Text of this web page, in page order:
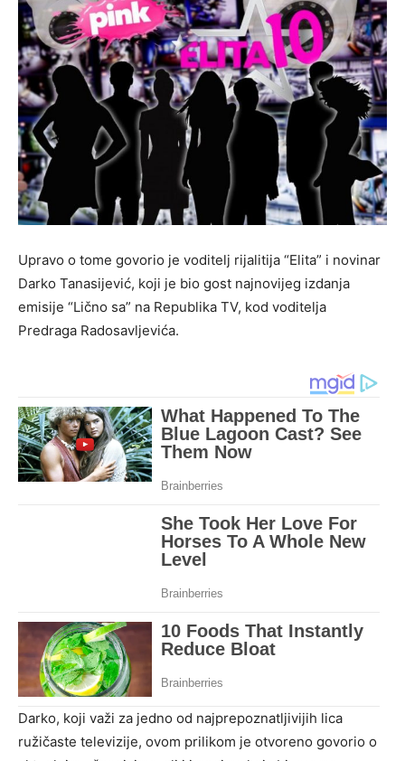
Upravo o tome govorio je voditelj rijalitija “Elita” i novinar
Darko Tanasijević, koji je bio gost najnovijeg izdanja
emisije “Lično sa” na Republika TV, kod voditelja
Predraga Radosavljevića.
Darko, koji važi za jedno od najprepoznatljivijih lica
ružičaste televizije, ovom prilikom je otvoreno govorio o